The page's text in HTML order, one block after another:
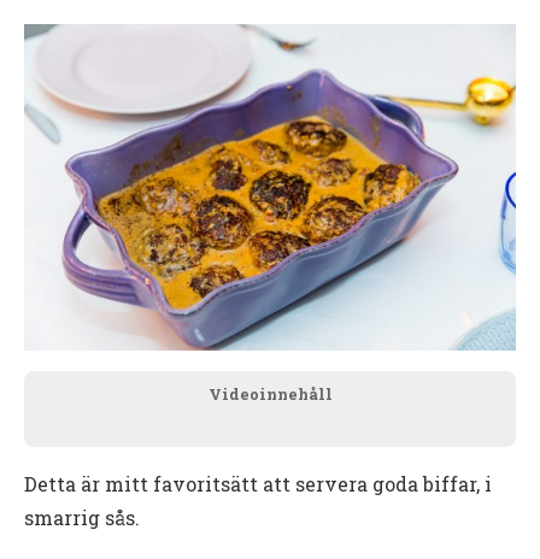
Videoinnehåll
Detta är mitt favoritsätt att servera goda biffar, i
smarrig sås.